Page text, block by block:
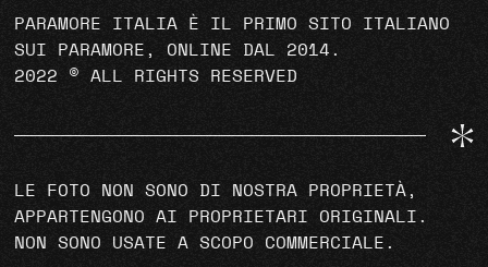
PARAMORE ITALIA È IL PRIMO SITO ITALIANO
SUI PARAMORE, ONLINE DAL 2014.
2022 © ALL RIGHTS RESERVED
LE FOTO NON SONO DI NOSTRA PROPRIETÀ,
APPARTENGONO AI PROPRIETARI ORIGINALI.
NON SONO USATE A SCOPO COMMERCIALE.